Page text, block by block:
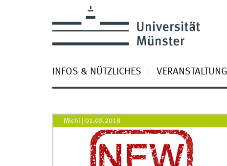
INFOS & NÜTZLICHES
Michi 01.09.2018